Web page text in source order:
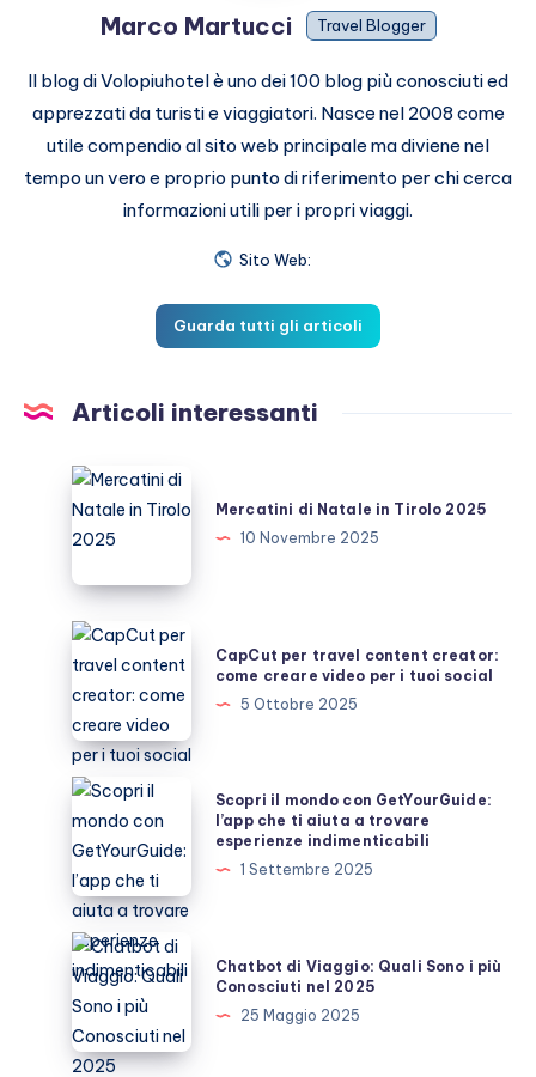
Marco Martucci Travel Blogger
Il blog di Volopiuhotel è uno dei 100 blog più conosciuti ed
apprezzati da turisti e viaggiatori. Nasce nel 2008 come
utile compendio al sito web principale ma diviene nel
tempo un vero e proprio punto di riferimento per chi cerca
informazioni utili per i propri viaggi.
Sito Web:
Guarda tutti gli articoli
Articoli interessanti
Mercatini
di
Natale
Tirolo
2025
Mercatini di Natale in Tirolo 2025
10 Novembre 2025
CapCut
per
travel
content
creator:
come
creare
video
per
i
tuoi
social
CapCut per travel content creator:
come creare video per i tuoi social
5 Ottobre 2025
Scopri
il
mondo
con
GetYourGuide:
l’app
che
ti
aiuta
a
Scopri il mondo con GetYourGuide:
l’app che ti aiuta a trovare
esperienze indimenticabili
1 Settembre 2025
Chatbot
di
Viaggio:
Quali
Sono
Chatbot di Viaggio: Quali Sono i più
Conosciuti nel 2025
25 Maggio 2025